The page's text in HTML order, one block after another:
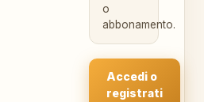
o
abbonamento.
Accedi o
registrati